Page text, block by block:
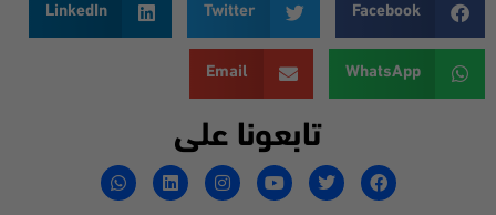
Facebook
Twitter
LinkedIn
WhatsApp
Email
تابعونا على